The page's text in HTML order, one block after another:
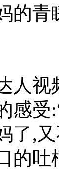
的青
人视
感受
了,
的吐